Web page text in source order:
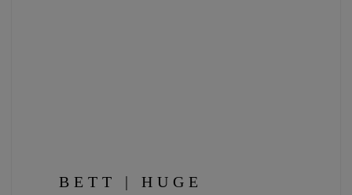
BETT | HUGE